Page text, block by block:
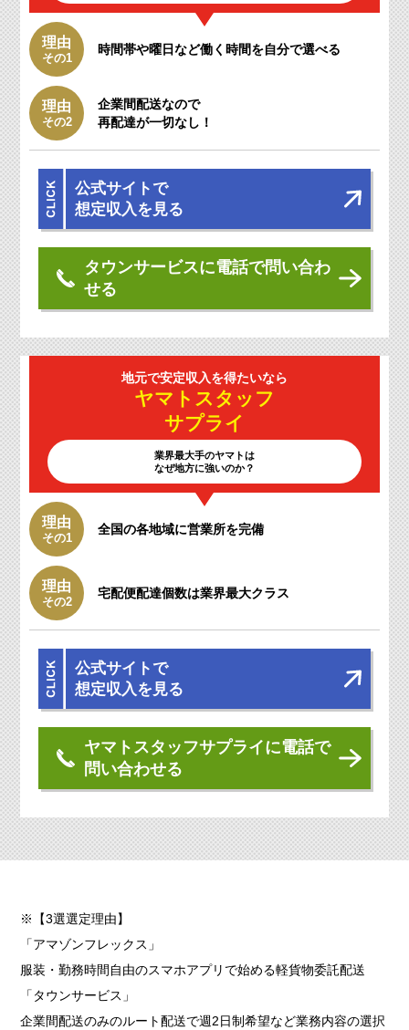
理由
その1
時間帯や曜日など働く時間を自分で選べる
理由
その2
企業間配送なので
再配達が一切なし！
公式サイトで
想定収入を見る
タウンサービスに電話で問い合わ
せる
地元で安定収入を得たいなら
ヤマトスタッフ
サプライ
業界最大手のヤマトは
なぜ地方に強いのか？
理由
その1
全国の各地域に営業所を完備
理由
その2
宅配便配達個数は業界最大クラス
公式サイトで
想定収入を見る
ヤマトスタッフサプライに電話で
問い合わせる
※【3選選定理由】
「アマゾンフレックス」
服装・勤務時間自由のスマホアプリで始める軽貨物委託配送
「タウンサービス」
企業間配送のみのルート配送で週2日制希望など業務内容の選択